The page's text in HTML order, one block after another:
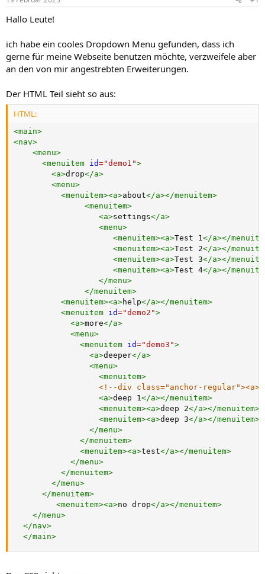
Hallo Leute!
ich habe ein cooles Dropdown Menu gefunden, dass ich
gerne für meine Webseite benutzen möchte, verzweifele aber
an den von mir angestrebten Erweiterungen.
Der HTML Teil sieht so aus:
HTML:
<main>
<nav>
<menu>
<menuitem id="demo1 ">
<a>drop</a>
<menu>
<menuitem><a>about</a></menuitem>
<menuitem>
<a>settings</a>
<menu>
<menuitem><a>Test 1</a></
<menuitem><a>Test 2</a></
<menuitem><a>Test 3</a></
<menuitem><a>Test 4</a></
</menu>
</menuitem>
<menuitem><a>help</a></menuitem>
<menuitem id="demo2 ">
<a>more</a>
<menu>
<menuitem id="demo3 ">
<a>deeper</a>
<menu>
<menuitem>
<!--div class="anchor-
<a>deep 1</a></menuitem>
<menuitem><a>deep 2</a></menuitem>
<menuitem><a>deep 3</a></menuitem>
</menu>
</menuitem>
<menuitem><a>test</a></menuitem>
</menu>
</menuitem>
</menu>
</menuitem>
<menuitem><a>no drop</a></menuitem>
</menu>
</nav>
</main>